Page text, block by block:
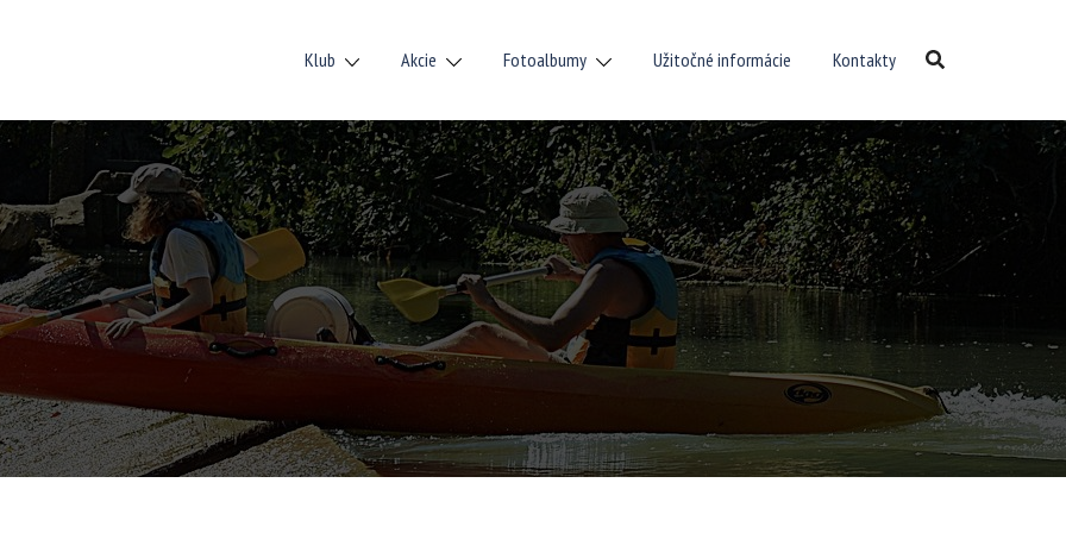
Klub Akcie Fotoalbumy Užitočné informácie Kontakty